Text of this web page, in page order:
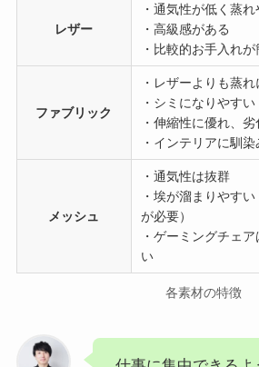
レザー
・通気性が低く蒸
・高級感がある
・比較的お手入れが
ファブリック
・レザーよりも蒸
・シミになりやすい
・伸縮性に優れ、
・インテリアに馴
メッシュ
・通気性は抜群
・埃が溜まりやす
が必要）
・ゲーミングチェ
い
各素材の特徴